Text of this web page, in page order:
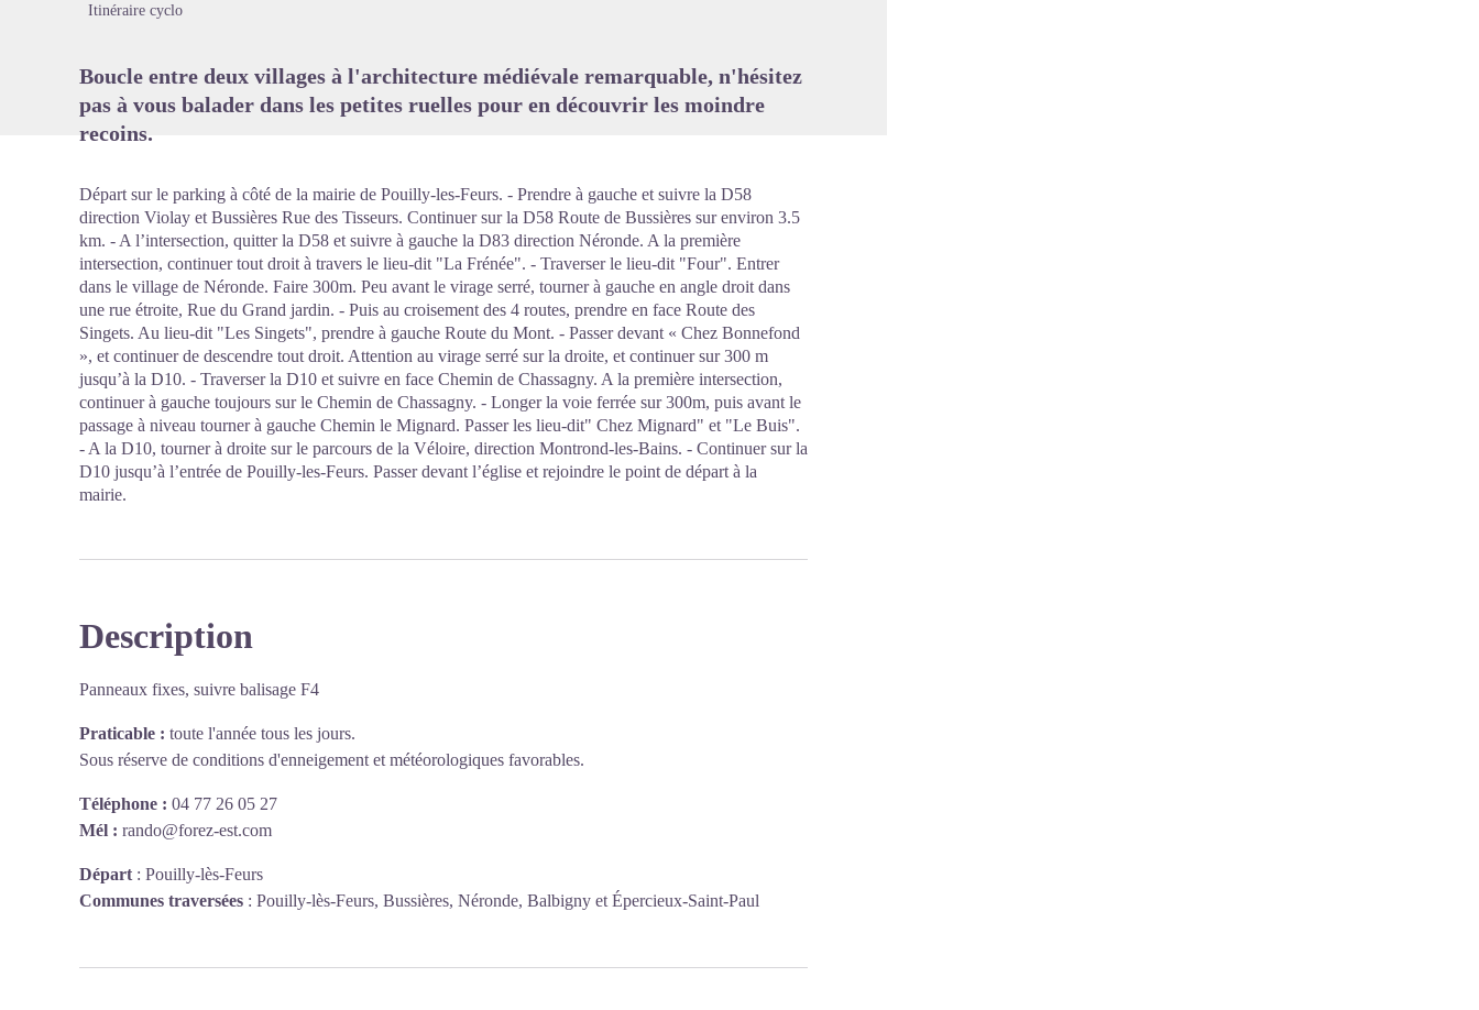
Itinéraire cyclo
Boucle entre deux villages à l'architecture médiévale remarquable, n'hésitez
pas à vous balader dans les petites ruelles pour en découvrir les moindre
recoins.
Départ sur le parking à côté de la mairie de Pouilly-les-Feurs. - Prendre à gauche et suivre la D58
direction Violay et Bussières Rue des Tisseurs. Continuer sur la D58 Route de Bussières sur environ 3.5
km. - A l’intersection, quitter la D58 et suivre à gauche la D83 direction Néronde. A la première
intersection, continuer tout droit à travers le lieu-dit "La Frénée". - Traverser le lieu-dit "Four". Entrer
dans le village de Néronde. Faire 300m. Peu avant le virage serré, tourner à gauche en angle droit dans
une rue étroite, Rue du Grand jardin. - Puis au croisement des 4 routes, prendre en face Route des
Singets. Au lieu-dit "Les Singets", prendre à gauche Route du Mont. - Passer devant « Chez Bonnefond
», et continuer de descendre tout droit. Attention au virage serré sur la droite, et continuer sur 300 m
jusqu’à la D10. - Traverser la D10 et suivre en face Chemin de Chassagny. A la première intersection,
continuer à gauche toujours sur le Chemin de Chassagny. - Longer la voie ferrée sur 300m, puis avant le
passage à niveau tourner à gauche Chemin le Mignard. Passer les lieu-dit" Chez Mignard" et "Le Buis".
- A la D10, tourner à droite sur le parcours de la Véloire, direction Montrond-les-Bains. - Continuer sur la
D10 jusqu’à l’entrée de Pouilly-les-Feurs. Passer devant l’église et rejoindre le point de départ à la
mairie.
Description
Panneaux fixes, suivre balisage F4
Praticable : toute l'année tous les jours.
Sous réserve de conditions d'enneigement et météorologiques favorables.
Téléphone : 04 77 26 05 27
Mél : rando@forez-est.com
Départ : Pouilly-lès-Feurs
Communes traversées : Pouilly-lès-Feurs, Bussières, Néronde, Balbigny et Épercieux-Saint-Paul